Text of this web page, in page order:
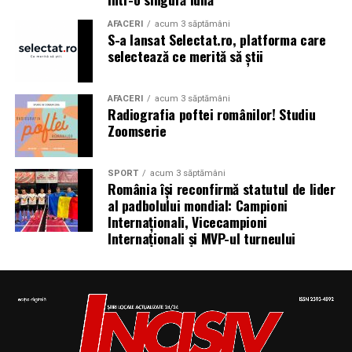
Aniversări – Comemorări
– Sf. Ioan Maria Vianney, preot (Calendarul Romano-
Catolic 2026)
– 1807: S-a născut Constantin Lecca, pictor, tipograf,
editor, scriitor, traducător şi profesor; ctitorul primei
Oltenia, „Mozaicul” (3.X.1838-25.IX.1839); s-a remarcat
în domeniul portretisticii, al picturii religioase (în stil
occidental) şi al picturii cu tematică istorică; participant
la Revoluţia Română din 1848 (m. 1887)
AFACERI acum 3 săptămâni
S-a lansat Selectat.ro, platforma care
selectează ce merită să știi
AFACERI acum 3 săptămâni
Radiografia poftei românilor! Studiu
Zoomserie
SPORT acum 3 săptămâni
România își reconfirmă statutul de lider
al padbolului mondial: Campioni
Internaționali, Vicecampioni
Internaționali și MVP-ul turneului